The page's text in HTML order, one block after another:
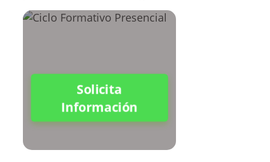
Solicita
Información